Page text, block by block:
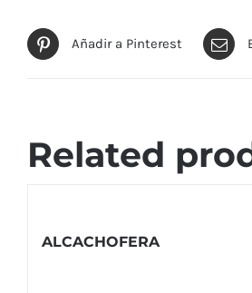
Añadir a Pinterest
Related
ALCACHOFERA